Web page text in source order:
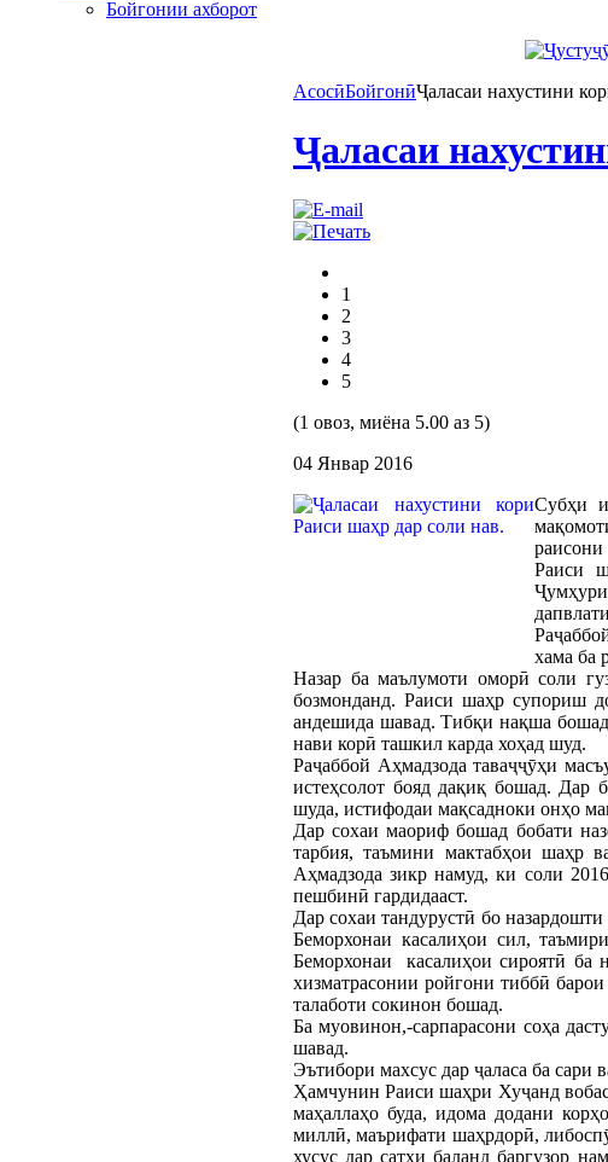
Бойгонии ахборот
АсосӣБойгонӣҶаласаи нахустини
Ҷаласаи
1
2
3
4
5
(1 овоз, миёна 5.00 аз 5)
04 Январ 2016
Субҳи
раисони
Раиси
хама ба
Назар ба маълумоти оморӣ соли
бозмонданд. Раиси шаҳр супориш
андешида шавад. Тибқи нақша
нави корӣ ташкил карда хоҳад шуд.
Раҷаббой Аҳмадзода таваҷҷӯҳи
истеҳсолот бояд дақиқ бошад. Дар
шуда, истифодаи мақсадноки онҳо
Дар сохаи маориф бошад бобати
тарбия, таъмини мактабҳои шаҳр
Аҳмадзода зикр намуд, ки соли
пешбинӣ гардидааст.
Дар сохаи тандурустӣ бо
Беморхонаи касалиҳои сил,
Беморхонаи касалиҳои сироятӣ ба
хизматрасонии ройгони тиббӣ
талаботи сокинон бошад.
Ба муовинон,-сарпарасони соҳа
шавад.
Эътибори махсус дар ҷаласа ба
Ҳамчунин Раиси шаҳри Хуҷанд
маҳаллаҳо буда, идома додани
миллӣ, маърифати шаҳрдорӣ,
хусус дар сатҳи баланд баргузор